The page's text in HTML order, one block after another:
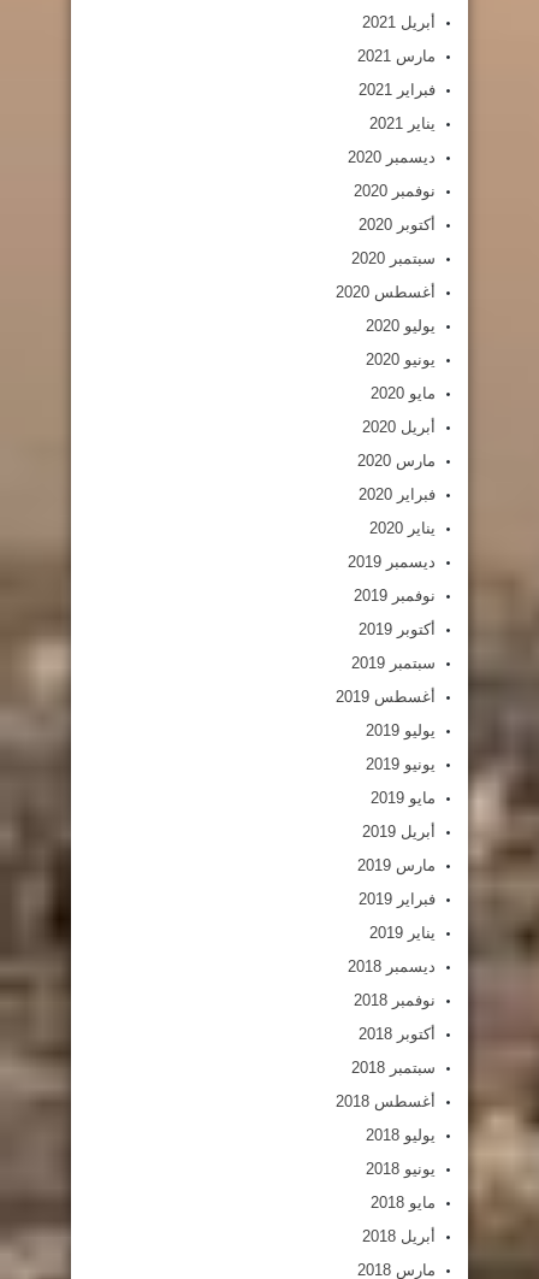
أبريل 2021
مارس 2021
فبراير 2021
يناير 2021
ديسمبر 2020
نوفمبر 2020
أكتوبر 2020
سبتمبر 2020
أغسطس 2020
يوليو 2020
يونيو 2020
مايو 2020
أبريل 2020
مارس 2020
فبراير 2020
يناير 2020
ديسمبر 2019
نوفمبر 2019
أكتوبر 2019
سبتمبر 2019
أغسطس 2019
يوليو 2019
يونيو 2019
مايو 2019
أبريل 2019
مارس 2019
فبراير 2019
يناير 2019
ديسمبر 2018
نوفمبر 2018
أكتوبر 2018
سبتمبر 2018
أغسطس 2018
يوليو 2018
يونيو 2018
مايو 2018
أبريل 2018
مارس 2018